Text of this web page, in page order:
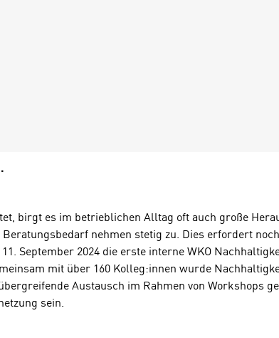
birgt es im betrieblichen Alltag oft auch große
nehmen stetig zu. Dies erfordert
September 2024 die erste interne WKO
mit über 160 Kolleg:innen wurde
Austausch im Rahmen von Workshops
sein.